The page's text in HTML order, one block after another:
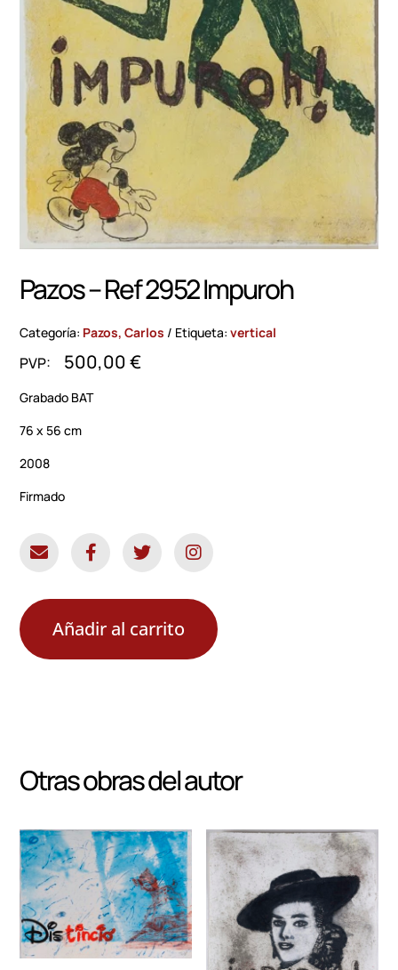
Pazos – Ref 2952 Impuroh
Categoría: Pazos, Carlos Etiqueta:vertical
500,00€
Grabado BAT
76 x 56 cm
2008
Firmado
Añadir al carrito
Otras obras del autor